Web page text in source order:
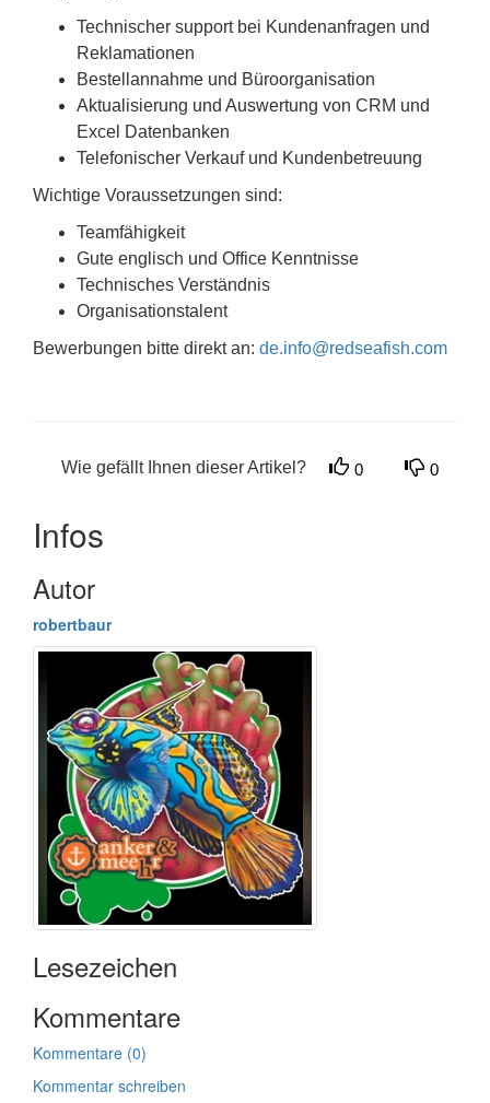
Technischer support bei Kundenanfragen und
Reklamationen
Bestellannahme und Büroorganisation
Aktualisierung und Auswertung von CRM und
Excel Datenbanken
Telefonischer Verkauf und Kundenbetreuung
Wichtige Voraussetzungen sind:
Teamfähigkeit
Gute englisch und Office Kenntnisse
Technisches Verständnis
Organisationstalent
Bewerbungen bitte direkt an: de.info@redseafish.com
Wie gefällt Ihnen dieser Artikel? 0 0
Infos
Autor
robertbaur
Lesezeichen
Kommentare
Kommentare (0)
Kommentar schreiben